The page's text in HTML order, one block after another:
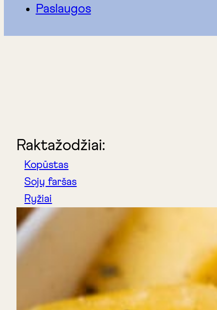
Paslaugos
Raktažodžiai:
Kopūstas
Sojų faršas
Ryžiai